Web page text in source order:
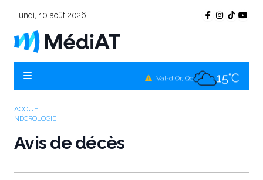
Lundi, 10 août 2026
Val-d'Or, Qc 15°C
ACCUEIL
NÉCROLOGIE
Avis de décès